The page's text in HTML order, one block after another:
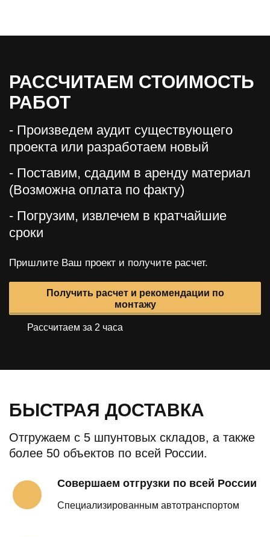
РАССЧИТАЕМ СТОИМОСТЬ
РАБОТ
- Произведем аудит существующего
проекта или разработаем новый
- Поставим, сдадим в аренду материал
(Возможна оплата по факту)
- Погрузим, извлечем в кратчайшие
сроки
Пришлите Ваш проект и получите расчет.
Получить расчет и рекомендации по
монтажу
Рассчитаем за 2 часа
БЫСТРАЯ ДОСТАВКА
Отгружаем с 5 шпунтовых складов, а также
более 50 объектов по всей России.
Совершаем отгрузки по всей России
Специализированным автотранспортом